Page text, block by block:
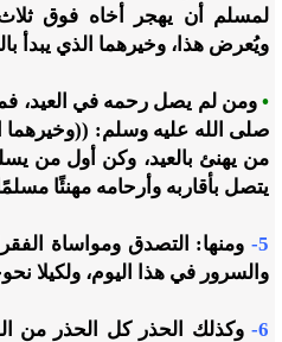
لمسلم أن يهجر أخاه فوق ثلاث
ويُعرض هذا، وخيرهما الذي يبدأ
• ومن لم يصل رحمه في العيد،
صلى الله عليه وسلم: ((وخيرهما
من يهنئ بالعيد، وكن أول من
يتصل بأقاربه وأرحامه مهنئًا
5-
ومنها: التصدق ومواساة
والسرور في هذا اليوم، ولكيلا
6-
وكذلك الحذر كل الحذر من